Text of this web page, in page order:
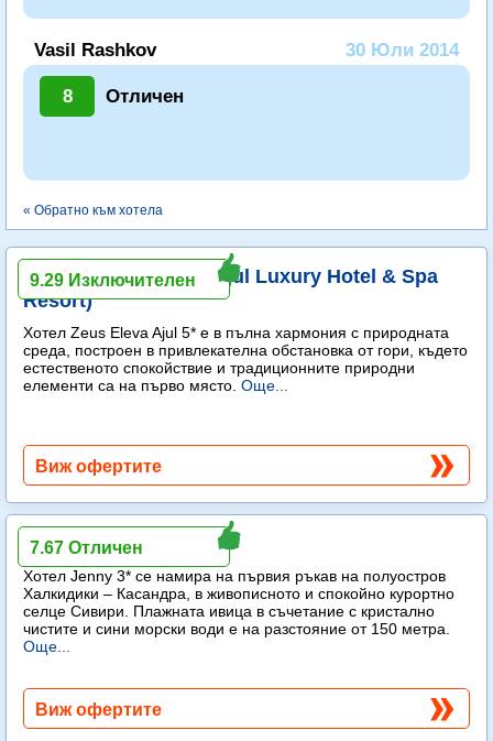
Vasil Rashkov 30 Юли 2014
8 Отличен
« Обратно към хотела
Zeus Eleva Ajul (ex. Ajul Luxury Hotel & Spa
Resort)
Хотел Zeus Eleva Ajul 5* е в пълна хармония с природната
среда, построен в привлекателна обстановка от гори, където
естественото спокойствие и традиционните природни
елементи са на първо място. Още...
9.29 Изключителен
Виж офертите
Jenny
Хотел Jenny 3* се намира на първия ръкав на полуостров
Халкидики – Касандра, в живописното и спокойно курортно
селце Сивири. Плажната ивица в съчетание с кристално
чистите и сини морски води е на разстояние от 150 метра.
Още...
7.67 Отличен
Виж офертите